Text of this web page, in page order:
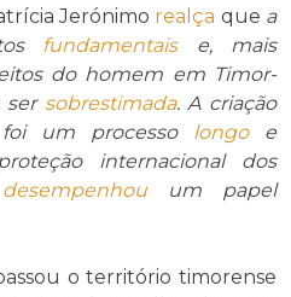
Jerónimo realça que a
fundamentaise, mais
do homem em Timor-
ser sobrestimada. A criação
um processo
longoe
internacional dos
desempenhouum papel
o território timorense